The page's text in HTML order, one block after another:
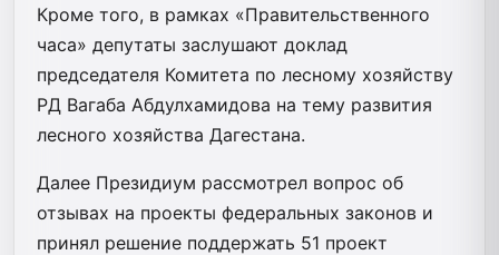
Кроме того, в рамках «Правительственного
часа» депутаты заслушают доклад
председателя Комитета по лесному хозяйству
РД Вагаба Абдулхамидова на тему развития
лесного хозяйства Дагестана.
Далее Президиум рассмотрел вопрос об
отзывах на проекты федеральных законов и
принял решение поддержать 51 проект